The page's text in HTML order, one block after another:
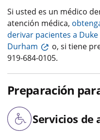
Si usted es un médico
atención médica,
derivar pacientes a
Durham
o, si tiene
919-684-0105.
Preparación
Servicios de